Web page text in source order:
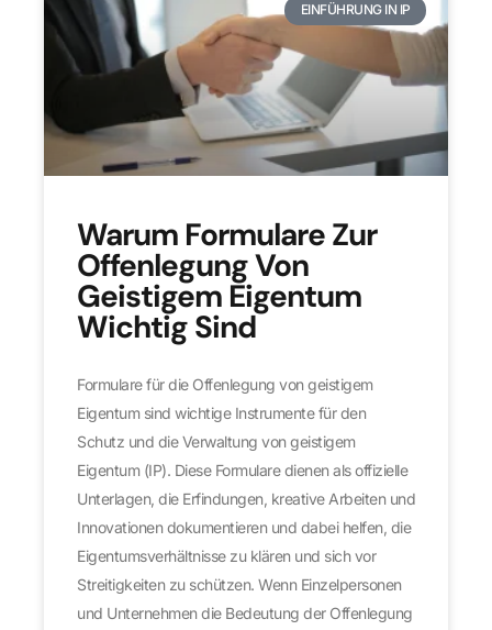
EINFÜHRUNG IN IP
Warum Formulare Zur
Offenlegung Von
Geistigem Eigentum
Wichtig Sind
Formulare für die Offenlegung von geistigem
Eigentum sind wichtige Instrumente für den
Schutz und die Verwaltung von geistigem
Eigentum (IP). Diese Formulare dienen als offizielle
Unterlagen, die Erfindungen, kreative Arbeiten und
Innovationen dokumentieren und dabei helfen, die
Eigentumsverhältnisse zu klären und sich vor
Streitigkeiten zu schützen. Wenn Einzelpersonen
und Unternehmen die Bedeutung der Offenlegung